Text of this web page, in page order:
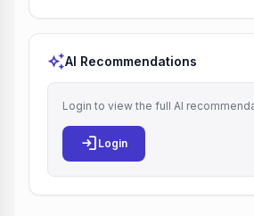
auto_awesomeAI Recommendations
Login to view the full AI
login Login